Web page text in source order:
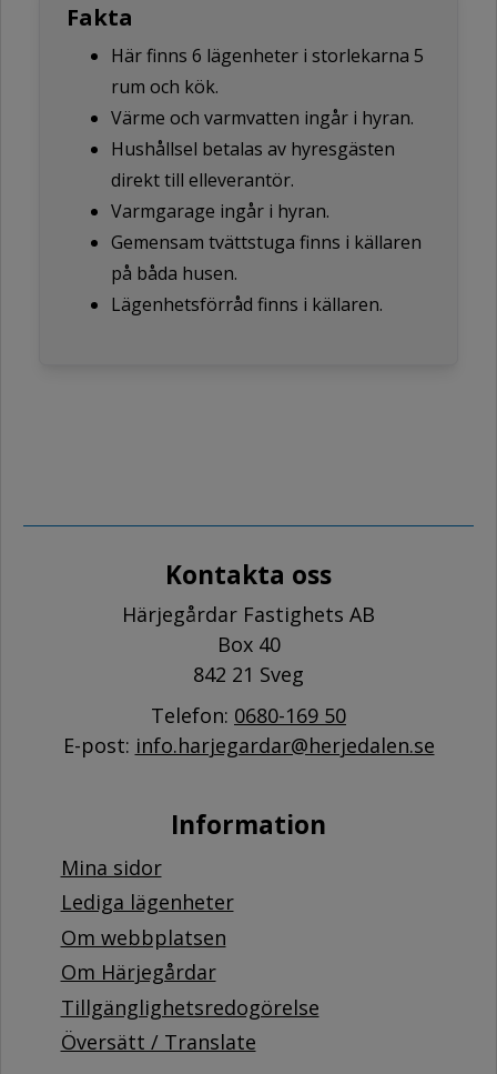
Fakta
Här finns 6 lägenheter i storlekarna 5
rum och kök.
Värme och varmvatten ingår i hyran.
Hushållsel betalas av hyresgästen
direkt till elleverantör.
Varmgarage ingår i hyran.
Gemensam tvättstuga finns i källaren
på båda husen.
Lägenhetsförråd finns i källaren.
Kontakta oss
Härjegårdar Fastighets AB
Box 40
842 21 Sveg
Telefon: 0680-169 50
E-post: info.harjegardar@herjedalen.se
Information
Mina sidor
Lediga lägenheter
Om webbplatsen
Om Härjegårdar
Tillgänglighetsredogörelse
Översätt / Translate